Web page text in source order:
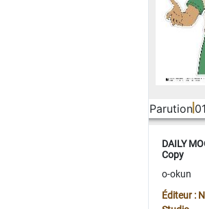
Parution
DAILY
Copy
o-okun
Éditeur :